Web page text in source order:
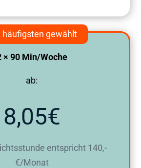
häufigsten gewählt
× 90 Min/Woche
ab:
8,05€
entspricht 140,-
€/Monat